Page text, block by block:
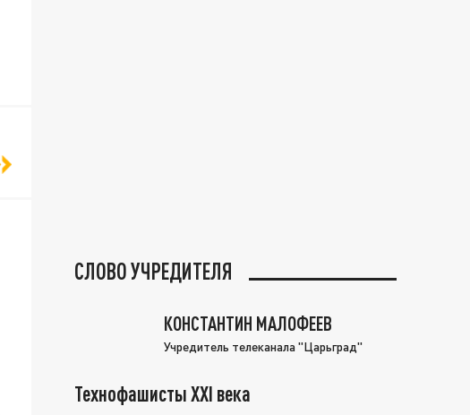
СЛОВО УЧРЕДИТЕЛЯ
КОНСТАНТИН МАЛОФЕЕВ
Учредитель телеканала "Царьград"
Технофашисты XXI века